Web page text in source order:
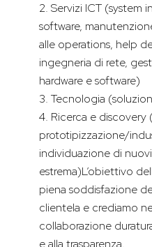
Servizi ICT (system
software,
alle operations, help
ingegneria di rete,
hardware e software)
Tecnologia
Ricerca e
prototipizzazione/
individuazione di
estrema)L’obiettivo
piena soddisfazione
clientela e crediamo
collaborazione
e alla trasparenza.